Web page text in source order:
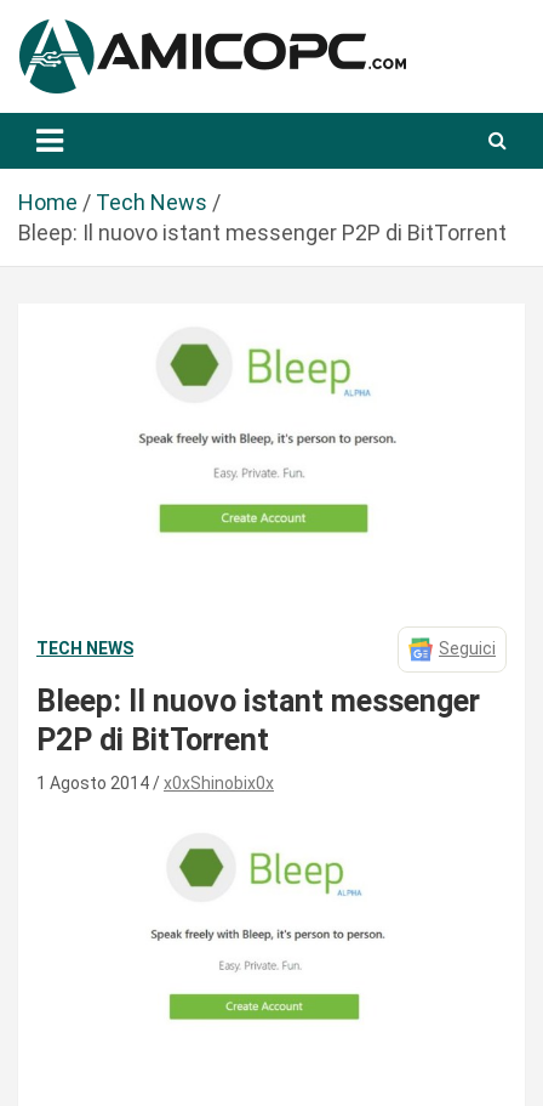
a
Amicopc.com
Home
Tech News
Bleep: Il nuovo istant messenger P2P di BitTorrent
TECH NEWS Seguici
Bleep: Il nuovo istant messenger
P2P di BitTorrent
1 Agosto 2014 x0xShinobix0x